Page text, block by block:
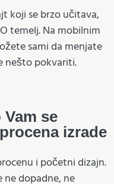
koji se brzo učitava,
temelj. Na mobilnim
sami da menjate
nešto pokvariti.
se
izrade
i početni dizajn.
ne dopadne, ne